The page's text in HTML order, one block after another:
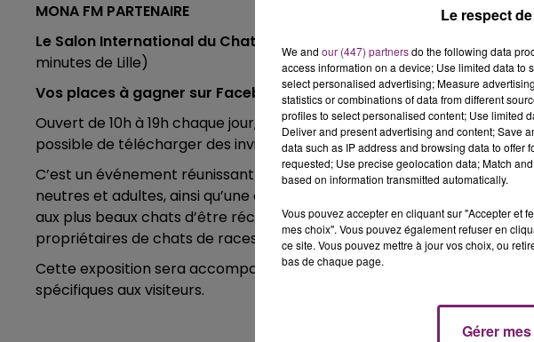
MONA FM PARTENAIRE
Le Salon International du Chat a lieu les 18 et 19 mars 2017
minutes de Lille)
Vos places à gagner sur Facebook dès lundi
Ouvert de 10h à 19h chaque jour, l’entrée est à 6€ pour les adultes, 3€
possible de télécharger des invitations tarif réduit à 4,5€ sur le site
C’est un événement réunissant près de 1000 chats de 32 races
neutres et adultes, ainsi qu’une démonstration de toilettage félin
aux plus beaux chats d’être récompensés par des jurys internationaux.
propriétaires de chats de races de présenter leurs petits protégés à
Cette exposition sera accompagnée de la présence de professionnels
spécifiques aux visiteurs.
Le respect
We and our (447) partnersdo the following data
access information on a device; Use limited data
select personalised advertising; Measure
statistics or combinations of data from different
profiles to select personalised content; Use limited
Deliver and present advertising and content; Save
data such as IP address and browsing data to
requested; Use precise geolocation data; Match
based on information transmitted automatically.
Vous pouvez accepter en cliquant sur "Accepter et
mes choix". Vous pouvez également refuser en
ce site. Vous pouvez mettre à jour vos choix, ou
bas de chaque page.
Gérer